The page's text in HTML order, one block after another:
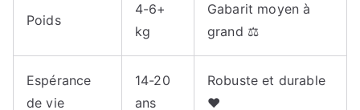
Poids
4-6+
kg
Gabarit moyen à
grand ⚖️
Espérance
de vie
14-20
ans
Robuste et durable
❤️